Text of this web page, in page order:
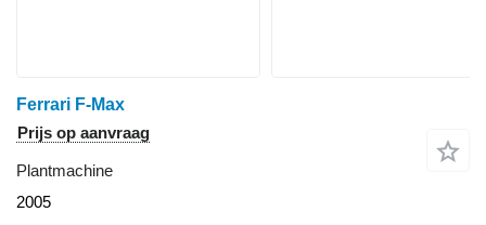
Ferrari F-Max
Prijs op aanvraag
Plantmachine
2005